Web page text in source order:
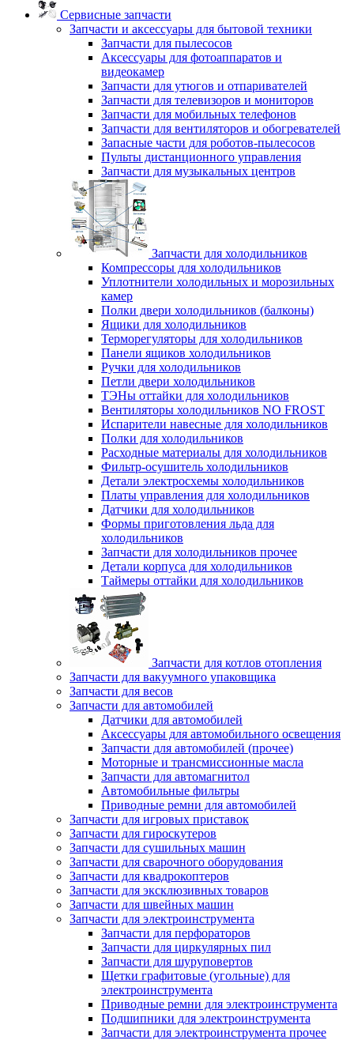
Сервисные запчасти
Запчасти и аксессуары для бытовой техники
Запчасти для пылесосов
Аксессуары для фотоаппаратов и
видеокамер
Запчасти для утюгов и отпаривателей
Запчасти для телевизоров и мониторов
Запчасти для мобильных телефонов
Запчасти для вентиляторов и обогревателей
Запасные части для роботов-пылесосов
Пульты дистанционного управления
Запчасти для музыкальных центров
Запчасти для холодильников
Компрессоры для холодильников
Уплотнители холодильных и морозильных
камер
Полки двери холодильников (балконы)
Ящики для холодильников
Терморегуляторы для холодильников
Панели ящиков холодильников
Ручки для холодильников
Петли двери холодильников
ТЭНы оттайки для холодильников
Вентиляторы холодильников NO FROST
Испарители навесные для холодильников
Полки для холодильников
Расходные материалы для холодильников
Фильтр-осушитель холодильников
Детали электросхемы холодильников
Платы управления для холодильников
Датчики для холодильников
Формы приготовления льда для
холодильников
Запчасти для холодильников прочее
Детали корпуса для холодильников
Таймеры оттайки для холодильников
Запчасти для котлов отопления
Запчасти для вакуумного упаковщика
Запчасти для весов
Запчасти для автомобилей
Датчики для автомобилей
Аксессуары для автомобильного освещения
Запчасти для автомобилей (прочее)
Моторные и трансмиссионные масла
Запчасти для автомагнитол
Автомобильные фильтры
Приводные ремни для автомобилей
Запчасти для игровых приставок
Запчасти для гироскутеров
Запчасти для сушильных машин
Запчасти для сварочного оборудования
Запчасти для квадрокоптеров
Запчасти для эксклюзивных товаров
Запчасти для швейных машин
Запчасти для электроинструмента
Запчасти для перфораторов
Запчасти для циркулярных пил
Запчасти для шуруповертов
Щетки графитовые (угольные) для
электроинструмента
Приводные ремни для электроинструмента
Подшипники для электроинструмента
Запчасти для электроинструмента прочее